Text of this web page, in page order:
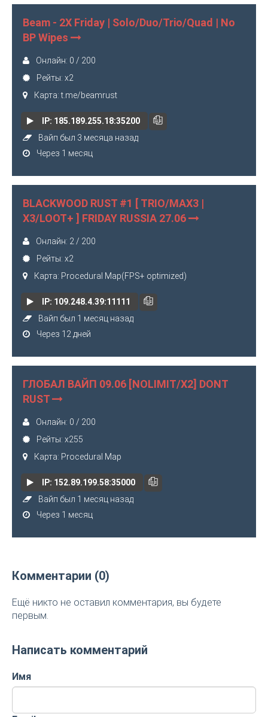
Beam - 2X Friday | Solo/Duo/Trio/Quad | No
BP Wipes
Онлайн: 0 / 200
Рейты: x2
Карта: t.me/beamrust
IP: 185.189.255.18:35200
Вайп был 3 месяца назад
Через 1 месяц
BLACKWOOD RUST #1 [ TRIO/MAX3 |
X3/LOOT+ ] FRIDAY RUSSIA 27.06
Онлайн: 2 / 200
Рейты: x2
Карта: Procedural Map(FPS+ optimized)
IP: 109.248.4.39:11111
Вайп был 1 месяц назад
Через 12 дней
ГЛОБАЛ ВАЙП 09.06 [NOLIMIT/X2] DONT
RUST
Онлайн: 0 / 200
Рейты: x255
Карта: Procedural Map
IP: 152.89.199.58:35000
Вайп был 1 месяц назад
Через 1 месяц
Комментарии (0)
Ещё никто не оставил комментария, вы будете
первым.
Написать комментарий
Имя